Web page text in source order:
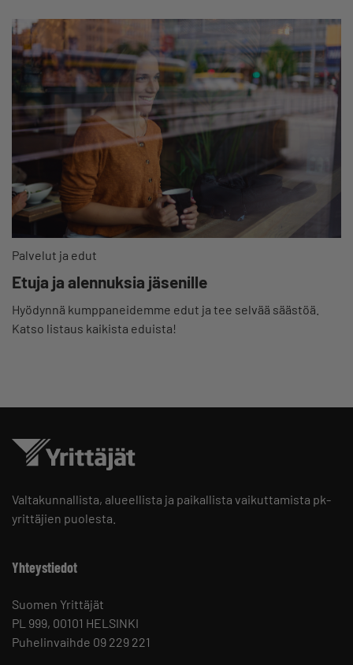
Palvelut ja edut
Etuja ja alennuksia jäsenille
Hyödynnä kumppaneidemme edut ja tee selvää säästöä.
Katso listaus kaikista eduista!
Valtakunnallista, alueellista ja paikallista vaikuttamista pk-
yrittäjien puolesta.
Yhteystiedot
Suomen Yrittäjät
PL 999, 00101 HELSINKI
Puhelinvaihde 09 229 221